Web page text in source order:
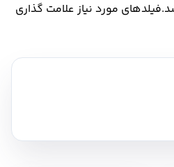
فیلدهای مورد نیاز علامت گذاری